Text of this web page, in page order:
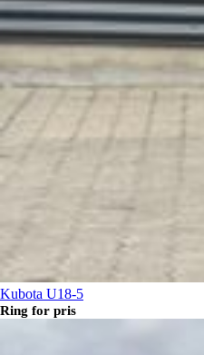
Kubota U18-5
Ring for pris